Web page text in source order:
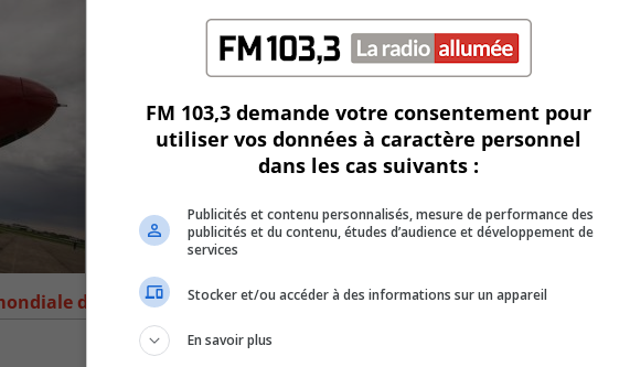
de retour dans le ciel
FM 103,3 demande votre consentement pour
utiliser vos données à caractère personnel
dans les cas suivants :
Publicités et contenu personnalisés, mesure de performance des
publicités et du contenu, études d’audience et développement de
services
Stocker et/ou accéder à des informations sur un appareil
En savoir plus